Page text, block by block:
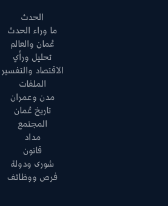
الحدث
ما وراء الحدث
عُمان والعالم
تحليل ورأي
الاقتصاد والتفسير
الملفات
مدن وعمران
تاريخ عُمان
المجتمع
مداد
قانون
شورى ودولة
فرص ووظائف